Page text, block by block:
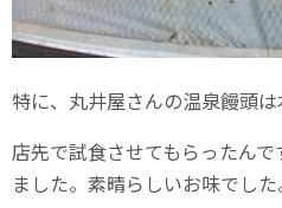
特に、丸井屋さんの温泉饅頭
店先で試食させてもらったん
ました。素晴らしいお味でした